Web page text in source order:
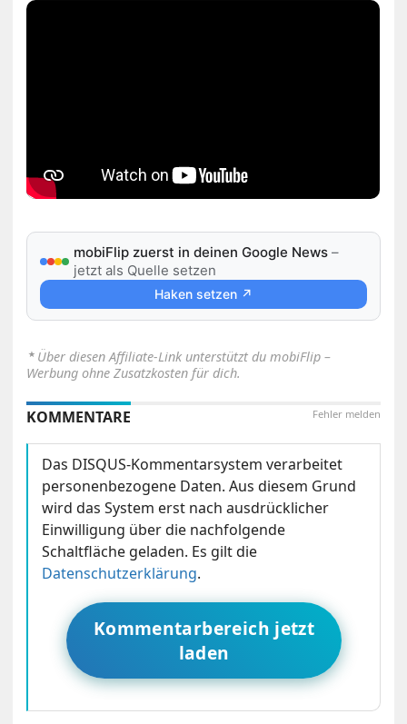
mobiFlip zuerst in deinen Google News –
jetzt als Quelle setzen
Haken setzen ↗
⋆ Über diesen Affiliate-Link unterstützt du mobiFlip –
Werbung ohne Zusatzkosten für dich.
Fehler melden
KOMMENTARE
Das DISQUS-Kommentarsystem verarbeitet
personenbezogene Daten. Aus diesem Grund
wird das System erst nach ausdrücklicher
Einwilligung über die nachfolgende
Schaltfläche geladen. Es gilt die
Datenschutzerklärung.
Kommentarbereich jetzt
laden